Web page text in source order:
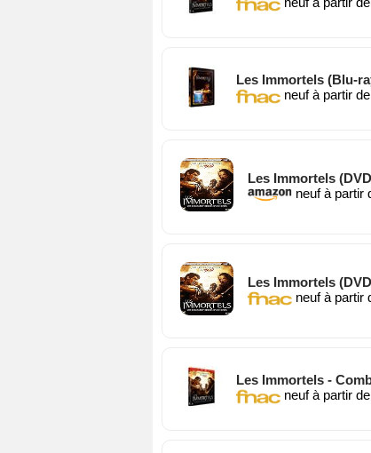
Les Immortels (Blu-
neuf à partir
Les Immortels
neuf à partir
Les Immortels
neuf à partir
Les Immortels -
neuf à partir